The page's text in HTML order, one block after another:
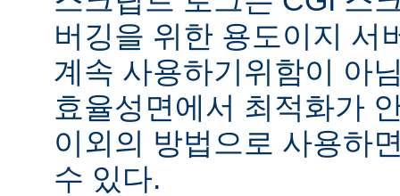
버깅을 위한 용도이지 서
계속 사용하기위함이 아
효율성면에서 최적화가
이외의 방법으로 사용하
수 있다.